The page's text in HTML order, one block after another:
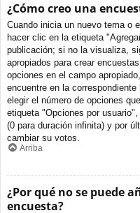
¿Cómo creo una
Cuando inicia un nuevo tema o
hacer clic en la etiqueta
publicación; si no la visualiza,
apropiados para crear
opciones en el campo
encuentre en la
elegir el número de opciones
etiqueta "Opciones por
(0 para duración infinita) y por
cambiar su votos.
Arriba
¿Por qué no se puede
encuesta?